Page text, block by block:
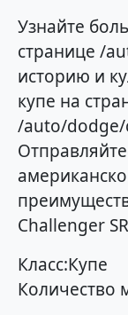
Узнайте
странице /
историю и
купе на
/auto/dodge/
Challenger
Класс:Купе
Количество